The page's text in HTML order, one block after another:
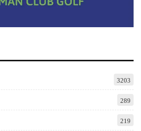
3203
289
219